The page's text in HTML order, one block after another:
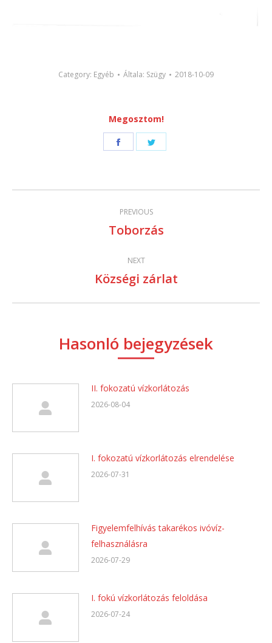
Category: Egyéb Általa: Szügy 2018-10-09
Megosztom!
Share
navigation
PREVIOUS
Previous
Toborzás
NEXT
Next
Községi zárlat
Hasonló bejegyzések
II. fokozatú vízkorlátozás
2026-08-04
I. fokozatú vízkorlátozás elrendelése
2026-07-31
Figyelemfelhívás takarékos ivóvíz-
felhasználásra
2026-07-29
I. fokú vízkorlátozás feloldása
2026-07-24